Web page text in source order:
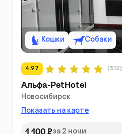
Кошки Собаки
4.97 (312)
Альфа-PetHotel
Новосибирск
Показать на карте
1 100 ₽за 2 ночи